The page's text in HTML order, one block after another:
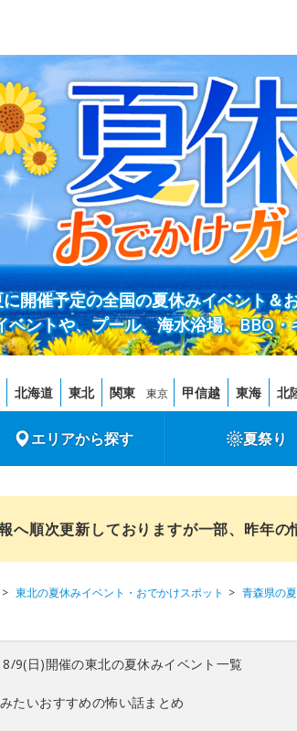
開催予定の全国の夏休みイベント＆
ベントや、プール、海水浴場、BBQ
北海道 東北 関東 東京 甲信越 東海 北
エリアから探す 夏祭り
へ順次更新しておりますが一部、昨年の
東北の夏休みイベント・おでかけスポット 青森県の
9(日)開催の東北の夏休みイベント一覧
みたいおすすめの怖い話まとめ